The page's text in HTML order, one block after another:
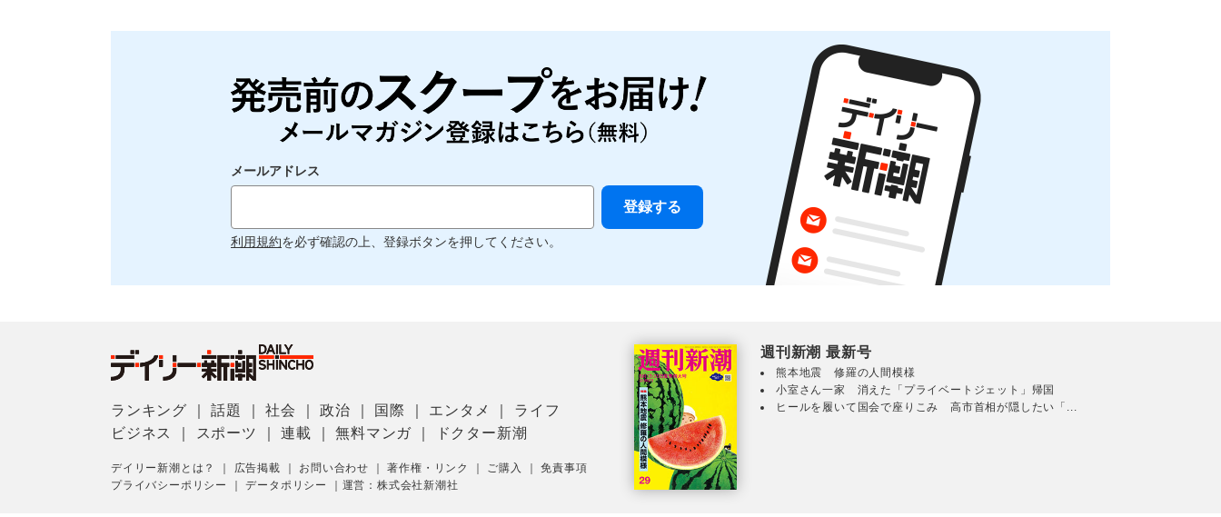
メールアドレス
利用規約を必ず確認の上、登録ボタンを押してください。
ランキング ｜話題 ｜社会 ｜政治 国際 エンタメ
ライフ
ビジネス
スポーツ ｜連載 ｜無料マンガ ドクター新潮
デイリー新潮とは？ 広告掲載 お問い合わせ ｜著作権・リンク ご購入 ｜免責事項
プライバシーポリシー
｜データポリシー 運営：株式会社新潮社
週刊新潮 最新号
熊本地震 修羅の人間模様
小室さん一家 消えた「プライベートジェット」帰国
ヒールを履いて国会で座りこみ 高市首相が隠したい「...